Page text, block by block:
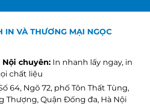
IN VÀ THƯƠNG MẠI NGỌC
chuyên: In nhanh lấy ngay, in
chất liệu
64, Ngõ 72, phố Tôn Thất Tùng,
Thượng, Quận Đống đa, Hà Nội